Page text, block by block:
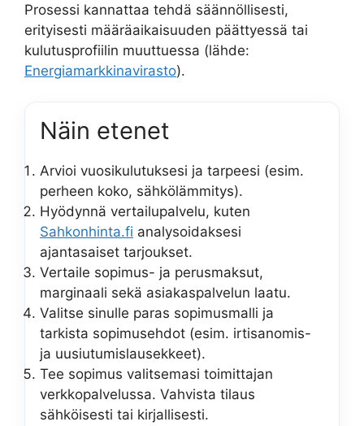
Prosessi kannattaa tehdä säännöllisesti,
erityisesti määräaikaisuuden päättyessä tai
kulutusprofiilin muuttuessa (lähde:
Energiamarkkinavirasto).
Näin etenet
Arvioi vuosikulutuksesi ja tarpeesi (esim.
perheen koko, sähkölämmitys).
Hyödynnä vertailupalvelu, kuten
Sahkonhinta.fi analysoidaksesi
ajantasaiset tarjoukset.
Vertaile sopimus- ja perusmaksut,
marginaali sekä asiakaspalvelun laatu.
Valitse sinulle paras sopimusmalli ja
tarkista sopimusehdot (esim. irtisanomis-
ja uusiutumislausekkeet).
Tee sopimus valitsemasi toimittajan
verkkopalvelussa. Vahvista tilaus
sähköisesti tai kirjallisesti.